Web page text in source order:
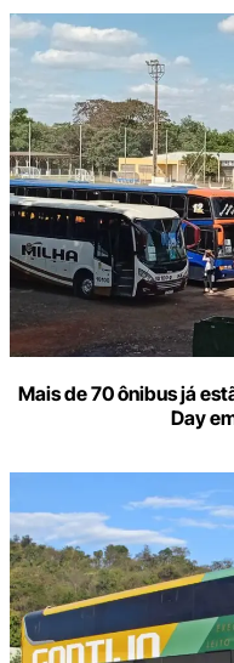
Mais de 70 ônibus já
Day